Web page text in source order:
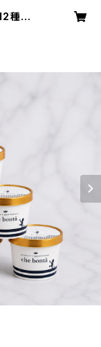
種類